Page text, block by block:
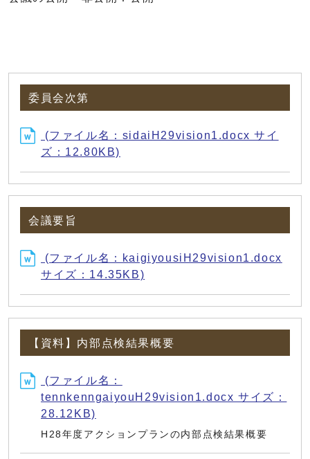
委員会次第
(ファイル名：sidaiH29vision1.docx サイ
ズ：12.80KB)
会議要旨
(ファイル名：kaigiyousiH29vision1.docx
サイズ：14.35KB)
【資料】内部点検結果概要
(ファイル名：
tennkenngaiyouH29vision1.docx サイズ：
28.12KB)
H28年度アクションプランの内部点検結果概要